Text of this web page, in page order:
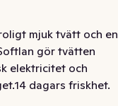
mjuk tvätt och en
gör tvätten
elektricitet och
dagars friskhet.